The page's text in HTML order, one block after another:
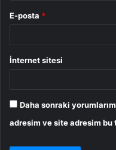
E-posta *
İnternet sitesi
Daha sonraki
adresim ve site adresim bu